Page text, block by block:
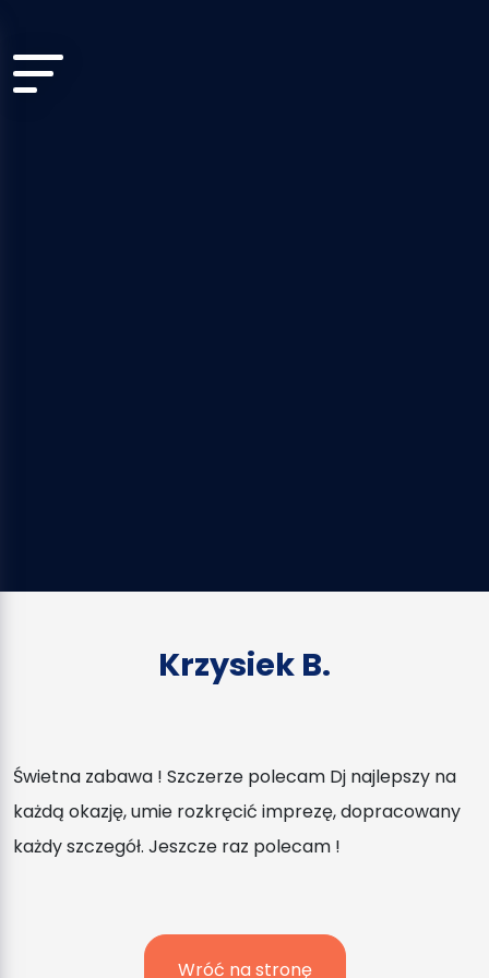
Krzysiek B.
Świetna zabawa ! Szczerze polecam Dj najlepszy na
każdą okazję, umie rozkręcić imprezę, dopracowany
każdy szczegół. Jeszcze raz polecam !
Wróć na stronę